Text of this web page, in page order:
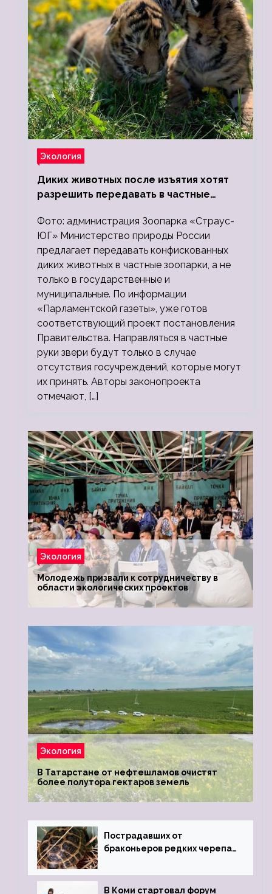
Экология
Диких животных после изъятия хотят
разрешить передавать в частные
Фото: администрация Зоопарка «Страус-
ЮГ» Министерство природы России
предлагает передавать конфискованных
диких животных в частные зоопарки, а не
только в государственные и
муниципальные. По информации
«Парламентской газеты», уже готов
соответствующий проект постановления
Правительства. Направляться в частные
руки звери будут только в случае
отсутствия госучреждений, которые могут
их принять. Авторы законопроекта
отмечают, […]
Экология
Молодежь призвали к сотрудничеству в
области экологических проектов
Экология
В Татарстане от нефтешламов очистят
более полутора гектаров земель
Пострадавших от
браконьеров редких черепах
зоопарк
В Коми стартовал форум